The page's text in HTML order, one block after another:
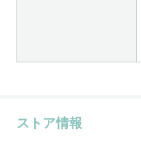
ストア情報